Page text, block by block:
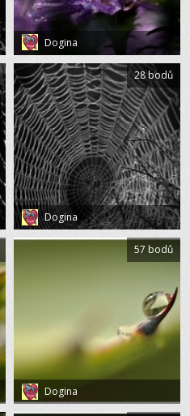
Dogina
Dogina
28 bodů
Dogina
57 bodů